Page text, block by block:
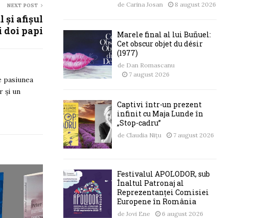
NEXT POST
și afișul
doi papi
pasiunea
și un
de Carina Josan 8 august 2026
Marele final al lui Buñuel:
Cet obscur objet du désir
(1977)
de Dan Romascanu
7 august 2026
Captivi într-un prezent
infinit cu Maja Lunde în
„Stop-cadru”
de Claudia Nițu 7 august 2026
Festivalul APOLODOR, sub
Înaltul Patronaj al
Reprezentanței Comisiei
Europene în România
de Jovi Ene 6 august 2026